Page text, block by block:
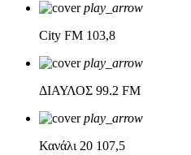
play_arrow
City FM 103,8
play_arrow
ΔΙΑΥΛΟΣ 99.2 FM
play_arrow
Κανάλι 20 107,5